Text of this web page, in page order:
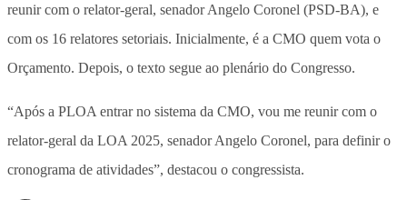
reunir com o relator-geral, senador Angelo Coronel (PSD-BA), e
com os 16 relatores setoriais. Inicialmente, é a CMO quem vota o
Orçamento. Depois, o texto segue ao plenário do Congresso.
“Após a PLOA entrar no sistema da CMO, vou me reunir com o
relator-geral da LOA 2025, senador Angelo Coronel, para definir o
cronograma de atividades”, destacou o congressista.